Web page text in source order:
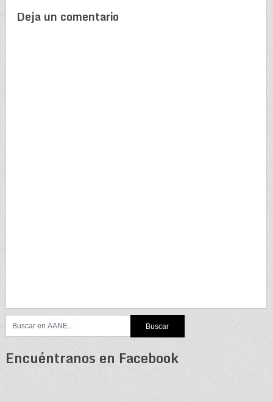
Deja un comentario
Encuéntranos en Facebook